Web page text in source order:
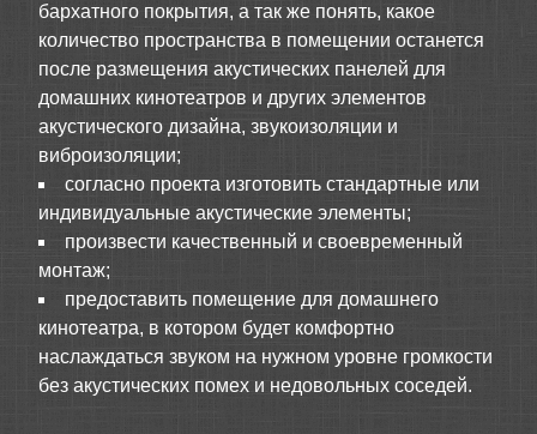
бархатного покрытия, а так же понять, какое
количество пространства в помещении останется
после размещения акустических панелей для
домашних кинотеатров и других элементов
акустического дизайна, звукоизоляции и
виброизоляции;
согласно проекта изготовить стандартные или
индивидуальные акустические элементы;
произвести качественный и своевременный
монтаж;
предоставить помещение для домашнего
кинотеатра, в котором будет комфортно
наслаждаться звуком на нужном уровне громкости
без акустических помех и недовольных соседей.